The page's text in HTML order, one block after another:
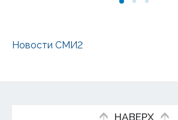
Новости СМИ2
НАВЕРХ